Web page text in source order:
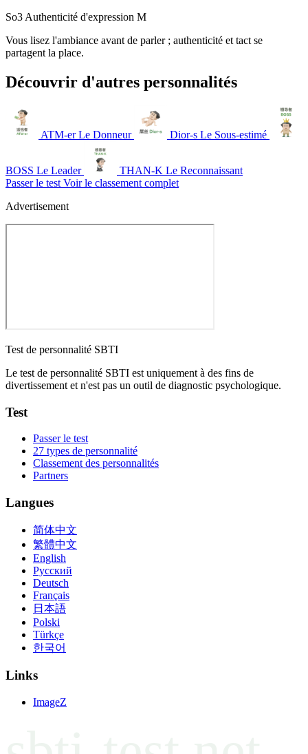
So3 Authenticité d'expression M
Vous lisez l'ambiance avant de parler ; authenticité et tact se
partagent la place.
Découvrir d'autres personnalités
ATM-erLe Donneur Dior-s Le Sous-estimé
BOSS Le Leader THAN-K Le Reconnaissant
Passer le test Voir le classement complet
Advertisement
Test de personnalité SBTI
Le test de personnalité SBTI est uniquement à des fins de
divertissement et n'est pas un outil de diagnostic psychologique.
Test
Passer le test
27 types de personnalité
Classement des personnalités
Partners
Langues
简体中文
繁體中文
English
Русский
Deutsch
Français
日本語
Polski
Türkçe
한국어
Links
ImageZ